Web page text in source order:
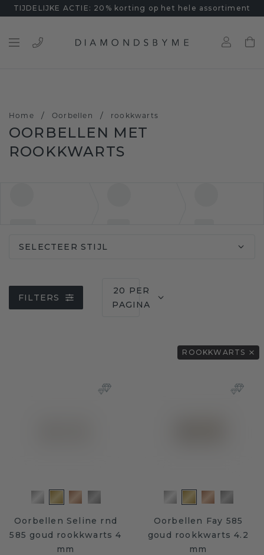
TIJDELIJKE ACTIE: 20% korting op het hele assortiment
Home / Oorbellen / rookkwarts
OORBELLEN MET
ROOKKWARTS
SELECTEER STIJL
FILTERS
20 PER
PAGINA
ROOKKWARTS
Oorbellen Seline rnd
585 goud rookkwarts 4
mm
Oorbellen Fay 585
goud rookkwarts 4.2
mm